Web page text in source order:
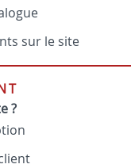
sur le site
?